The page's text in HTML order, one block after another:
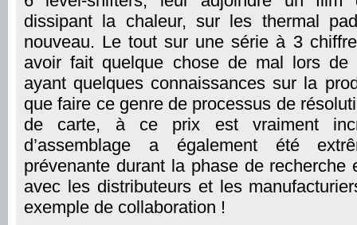
dissipant la chaleur, sur les thermal
nouveau. Le tout sur une série à 3
avoir fait quelque chose de mal lors de
ayant quelques connaissances sur la
que faire ce genre de processus de
de carte, à ce prix est vraiment
d’assemblage a également été
prévenante durant la phase de recherche
avec les distributeurs et les
exemple de collaboration !